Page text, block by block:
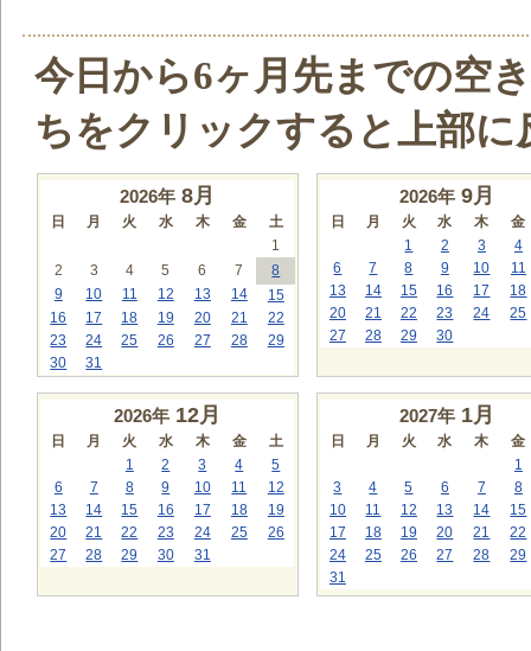
今日から6ヶ月先までの空
ちをクリックすると上部に
2026年 8月
日 月 火 水 木 金
土
1
2
3 4 5 6 7
8
9
10 11 12 13 14
15
16
17 18 19 20 21
22
23
24 25 26 27 28
29
30
31
2026年 9月
日 月 火 水 木
金
1
2 3
4
6
7 8 9 10
11
13
14 15 16 17
18
20
21 22 23 24
25
27
28 29 30
2026年 12月
日 月 火 水 木 金
土
1
2 3 4
5
6
7 8 9 10 11
12
13
14 15 16 17 18
19
20
21 22 23 24 25
26
27
28 29 30 31
2027年 1月
日 月 火 水 木
金
1
3
4 5 6 7
8
10
11 12 13 14
15
17
18 19 20 21
22
24
25 26 27 28
29
31